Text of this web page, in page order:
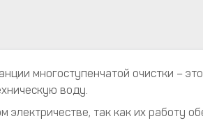
многоступенчатой очистки –
воду.
так как их работу